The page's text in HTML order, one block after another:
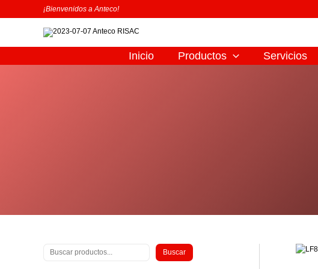
¡Bienvenidos a Anteco!
Inicio Productos Servicios
B
s
a
Buscar